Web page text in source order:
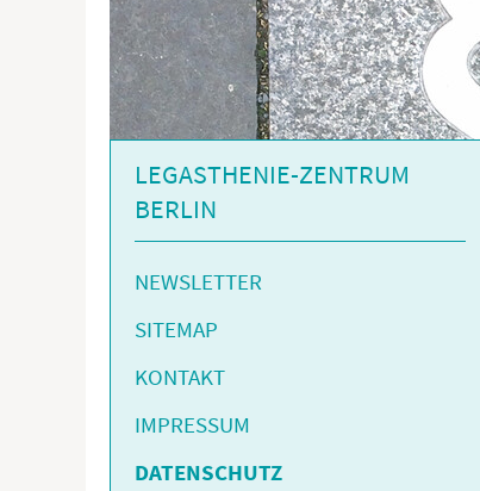
LEGASTHENIE-ZENTRUM
BERLIN
NEWSLETTER
SITEMAP
KONTAKT
IMPRESSUM
DATENSCHUTZ